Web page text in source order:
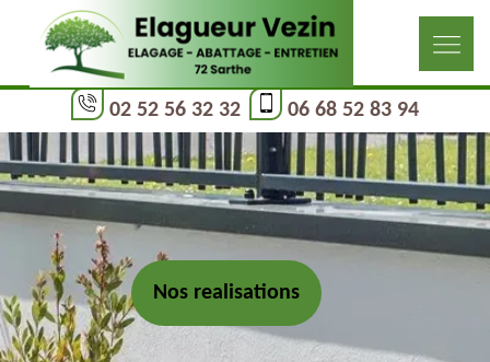
02 52 56 32 32 06 68 52 83 94
Nos realisations